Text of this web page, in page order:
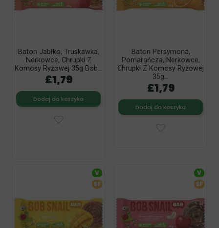
Baton Jabłko, Truskawka,
Nerkowce, Chrupki Z
Komosy Ryżowej 35g Bob...
£1,79
Dodaj do koszyka
Baton Persymona,
Pomarańcza, Nerkowce,
Chrupki Z Komosy Ryżowej
35g...
£1,79
Dodaj do koszyka
V
SF
V
SF